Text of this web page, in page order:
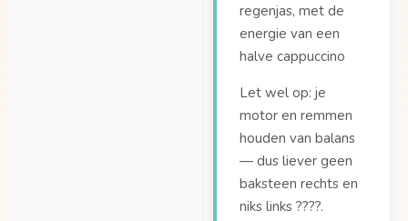
regenjas, met de
energie van een
halve cappuccino
Let wel op: je
motor en remmen
houden van balans
— dus liever geen
baksteen rechts en
niks links ????.